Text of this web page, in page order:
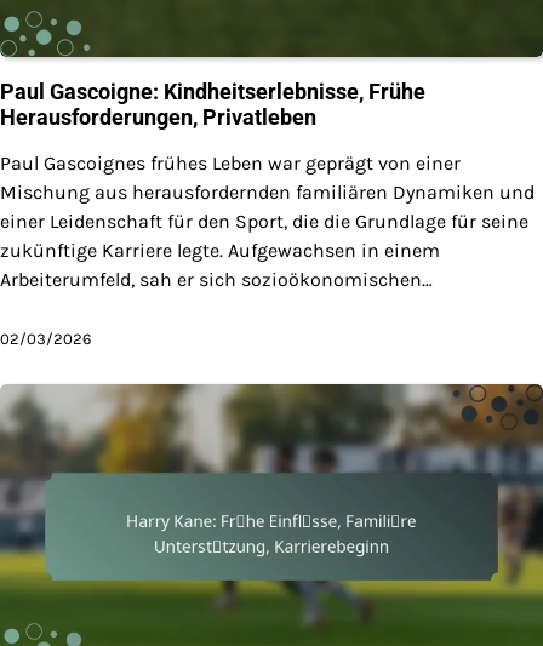
Paul Gascoigne: Kindheitserlebnisse, Frühe
Herausforderungen, Privatleben
Paul Gascoignes frühes Leben war geprägt von einer
Mischung aus herausfordernden familiären Dynamiken und
einer Leidenschaft für den Sport, die die Grundlage für seine
zukünftige Karriere legte. Aufgewachsen in einem
Arbeiterumfeld, sah er sich sozioökonomischen…
02/03/2026